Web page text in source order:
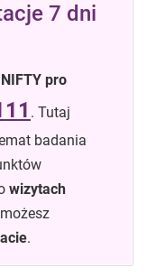
7 dni
pro
. Tutaj
badania
wizytach
.